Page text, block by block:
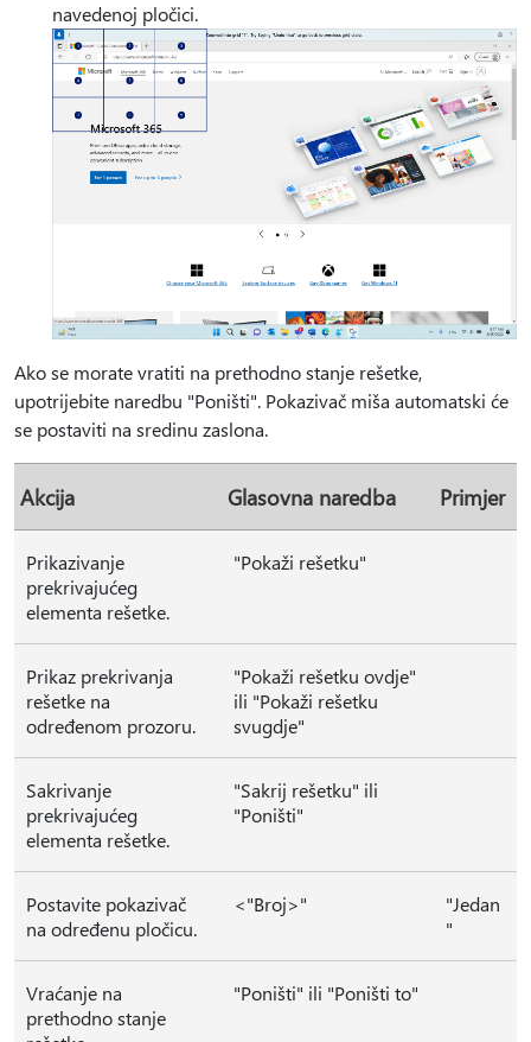
navedenoj pločici.
Ako se morate vratiti na prethodno stanje rešetke,
upotrijebite naredbu "Poništi". Pokazivač miša automatski će
se postaviti na sredinu zaslona.
Akcija Glasovna naredba Primjer
Prikazivanje
prekrivajućeg
elementa rešetke.
"Pokaži rešetku"
Prikaz prekrivanja
rešetke na
određenom prozoru.
"Pokaži rešetku ovdje"
ili "Pokaži rešetku
svugdje"
Sakrivanje
prekrivajućeg
elementa rešetke.
"Sakrij rešetku" ili
"Poništi"
Postavite pokazivač
na određenu pločicu.
<"Broj>"
"Jedan
"
Vraćanje na
prethodno stanje
"Poništi" ili "Poništi to"